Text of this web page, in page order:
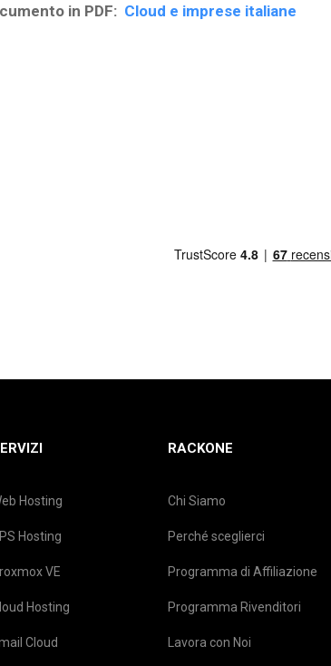
in PDF: Cloud e imprese italiane
Hosting
Hosting
VE
Hosting
Cloud
RACKONE
Chi Siamo
Perché sceglierci
Programma di Affiliazione
Programma Rivenditori
Lavora con Noi